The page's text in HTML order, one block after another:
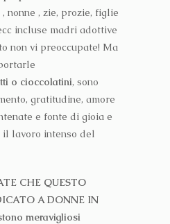
nonne , zie, prozie, figlie
incluse madri adottive
non vi preoccupate! Ma
o cioccolatini, sono
gratitudine, amore
e fonte di gioia e
il lavoro intenso del
CHE QUESTO
A DONNE IN
meravigliosi